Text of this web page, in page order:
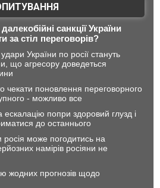
санкції України
за стіл переговорів?
України по росії стануть
що агресору доведеться
чекати поновлення переговорного
- можливо все
попри здоровий глузд і
до останнього
може погодитись на
намірів росіяни не
жодних прогнозів щодо